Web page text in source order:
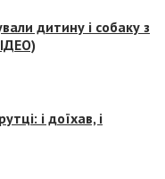
дитину і собаку з
і доїхав, і